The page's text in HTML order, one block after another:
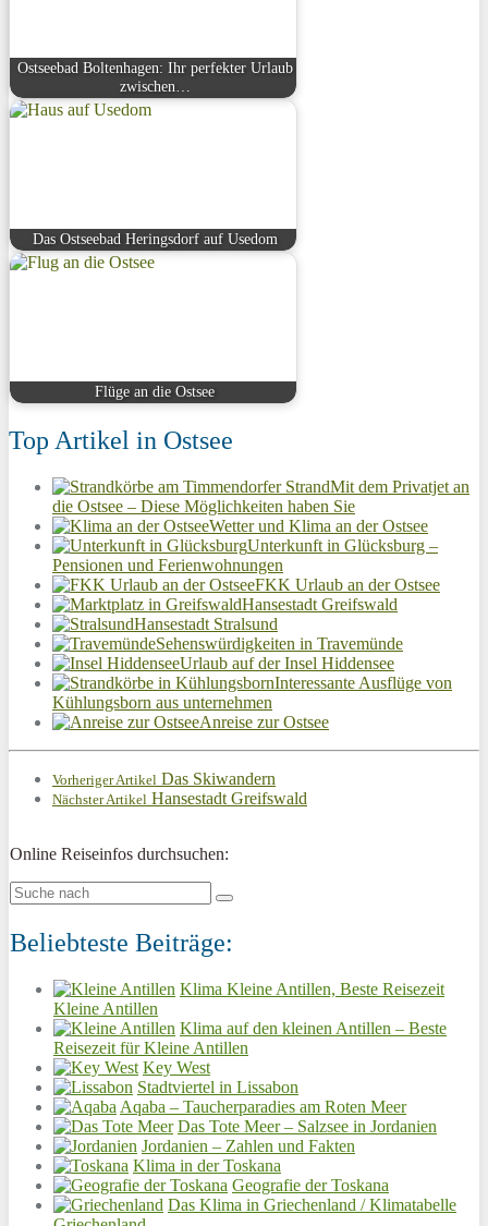
Ostseebad Boltenhagen: Ihr perfekter Urlaub
zwischen…
Das Ostseebad Heringsdorf auf Usedom
Flüge an die Ostsee
Top Artikel in Ostsee
Mit dem Privatjet an
die Ostsee – Diese Möglichkeiten haben Sie
Wetter und Klima an der Ostsee
Unterkunft in Glücksburg –
Pensionen und Ferienwohnungen
FKK Urlaub an der Ostsee
Hansestadt Greifswald
Hansestadt Stralsund
Sehenswürdigkeiten in Travemünde
Urlaub auf der Insel Hiddensee
Interessante Ausflüge von
Kühlungsborn aus unternehmen
Anreise zur Ostsee
Vorheriger Artikel Das Skiwandern
Nächster Artikel Hansestadt Greifswald
Online Reiseinfos durchsuchen:
Beliebteste Beiträge:
Klima Kleine Antillen, Beste Reisezeit
Kleine Antillen
Klima auf den kleinen Antillen – Beste
Reisezeit für Kleine Antillen
Key West
Stadtviertel in Lissabon
Aqaba – Taucherparadies am Roten Meer
Das Tote Meer – Salzsee in Jordanien
Jordanien – Zahlen und Fakten
Klima in der Toskana
Geografie der Toskana
Das Klima in Griechenland / Klimatabelle